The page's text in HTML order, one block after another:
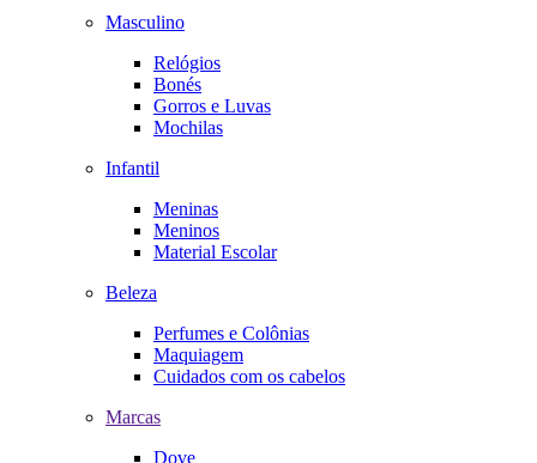
Masculino
Relógios
Bonés
Gorros e Luvas
Mochilas
Infantil
Meninas
Meninos
Material Escolar
Beleza
Perfumes e Colônias
Maquiagem
Cuidados com os cabelos
Marcas
Dove